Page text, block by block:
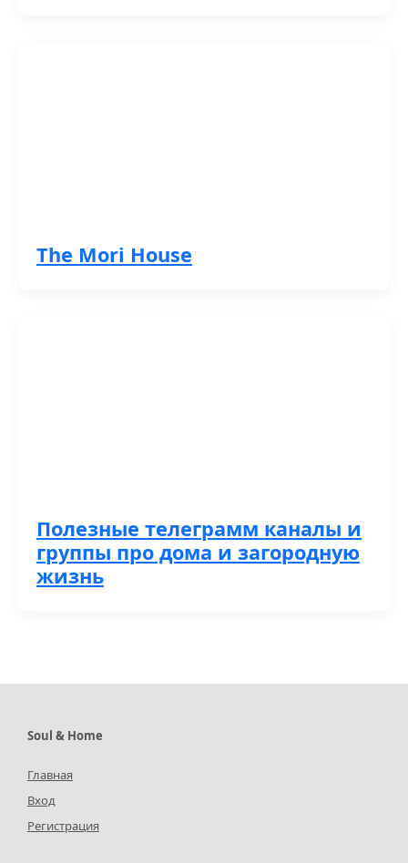
The Mori House
Полезные телеграмм каналы и
группы про дома и загородную
жизнь
Soul & Home
Главная
Вход
Регистрация